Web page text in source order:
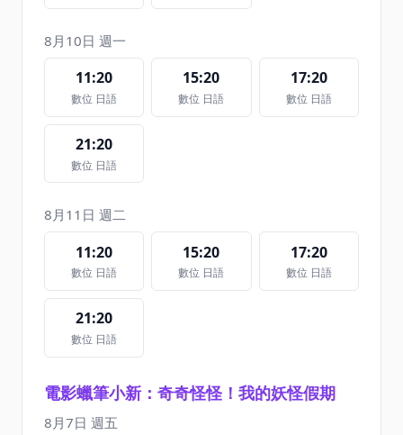
8月10日 週一
11:20
數位 日語
15:20
數位 日語
17:20
數位 日語
21:20
數位 日語
8月11日 週二
11:20
數位 日語
15:20
數位 日語
17:20
數位 日語
21:20
數位 日語
電影蠟筆小新：奇奇怪怪！我的妖怪假期
8月7日 週五